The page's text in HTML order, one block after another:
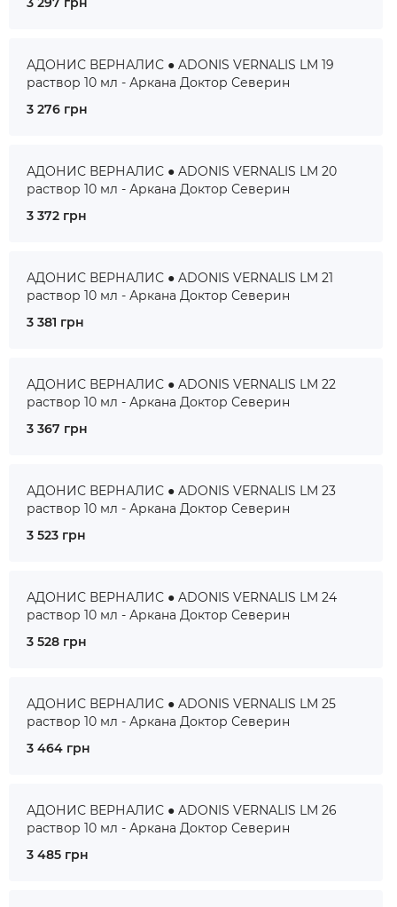
АДОНИС ВЕРНАЛИС ● ADONIS VERNALIS LM 19
раствор 10 мл - Аркана Доктор Северин
3 276 грн
АДОНИС ВЕРНАЛИС ● ADONIS VERNALIS LM 20
раствор 10 мл - Аркана Доктор Северин
3 372 грн
АДОНИС ВЕРНАЛИС ● ADONIS VERNALIS LM 21
раствор 10 мл - Аркана Доктор Северин
3 381 грн
АДОНИС ВЕРНАЛИС ● ADONIS VERNALIS LM 22
раствор 10 мл - Аркана Доктор Северин
3 367 грн
АДОНИС ВЕРНАЛИС ● ADONIS VERNALIS LM 23
раствор 10 мл - Аркана Доктор Северин
3 523 грн
АДОНИС ВЕРНАЛИС ● ADONIS VERNALIS LM 24
раствор 10 мл - Аркана Доктор Северин
3 528 грн
АДОНИС ВЕРНАЛИС ● ADONIS VERNALIS LM 25
раствор 10 мл - Аркана Доктор Северин
3 464 грн
АДОНИС ВЕРНАЛИС ● ADONIS VERNALIS LM 26
раствор 10 мл - Аркана Доктор Северин
3 485 грн